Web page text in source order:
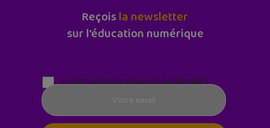
Reçoisla newsletter
sur l'éducation numérique
Parentalité numérique (le lundi matin)